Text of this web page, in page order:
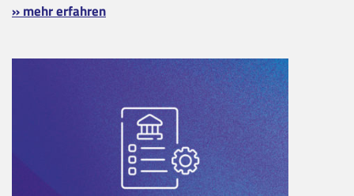
» mehr erfahren